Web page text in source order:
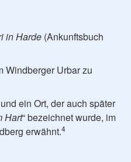
in Harde (Ankunftsbuch
Windberger Urbar zu
ein Ort, der auch später
Hart“ bezeichnet wurde, im
erwähnt.4